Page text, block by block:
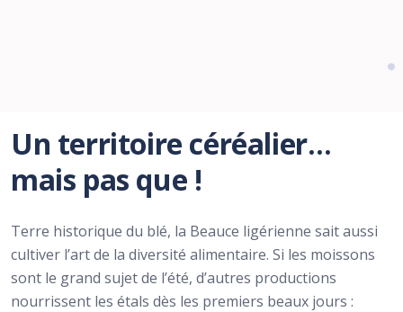
Un territoire céréalier…
mais pas que !
Terre historique du blé, la Beauce ligérienne sait aussi
cultiver l’art de la diversité alimentaire. Si les moissons
sont le grand sujet de l’été, d’autres productions
nourrissent les étals dès les premiers beaux jours :